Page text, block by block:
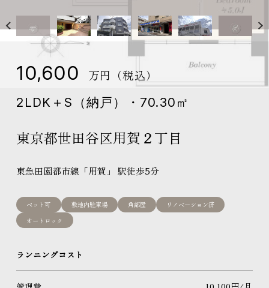
物件一覧
商品について
サービスについて
会員登録
私たちのスタンス
入居者インタビュー
オーダーリノベーション
お客さまの声
私たちのスタンス
新築一戸建
新築一戸建
空間品質
10,600 万円（税込）
2LDK＋S（納戸）・70.30㎡
東京都世田谷区用賀２丁目
東急田園都市線「用賀」 駅徒歩5分
ペット可 敷地内駐車場 角部屋
リノベーション済
オートロック
ランニングコスト